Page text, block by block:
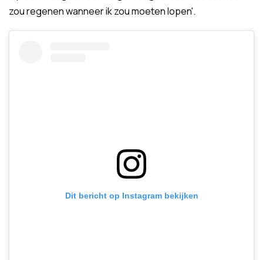
zou regenen wanneer ik zou moeten lopen'.
Dit bericht op Instagram bekijken